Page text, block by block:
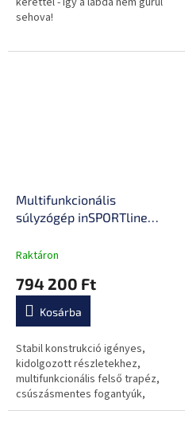
sehova!
Multifunkcionális
súlyzógép inSPORTline
terhelésszabályozás
fogantyúk, porszórt
bevonat, lépcsőfokok
Raktáron
794 200 Ft
Kosárba
Stabil konstrukció igényes,
kidolgozott részletekhez,
multifunkcionális felső trapéz,
csúszásmentes fogantyúk,